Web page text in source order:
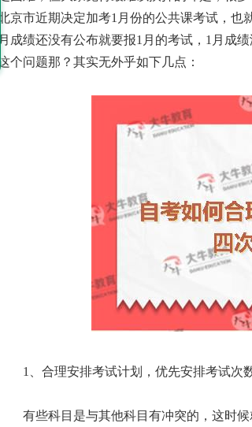
北京市近期决定加考1月份的公共课考试，
月成绩还没有公布就要报1月的考试，1月成
这个问题那？其实无外乎如下几点：
1、合理安排考试计划，优先安排考试次
有些科目是与其他科目有冲突的，这时